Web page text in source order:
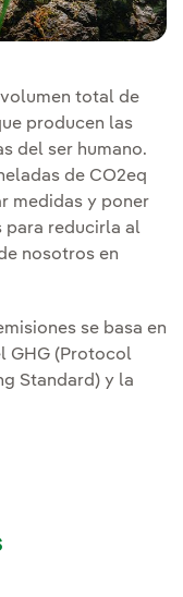
total de
producen las
del ser humano.
de CO2eq
medidas y poner
para reducirla al
nosotros en
se basa en
GHG (Protocol
Standard) y la